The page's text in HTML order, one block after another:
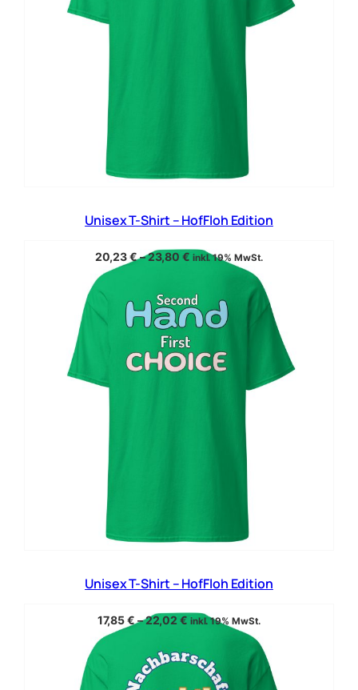
Unisex T-Shirt – HofFloh Edition
20,23€–23,80€ inkl. 19% MwSt.
Unisex T-Shirt – HofFloh Edition
17,85€–22,02€ inkl. 19% MwSt.